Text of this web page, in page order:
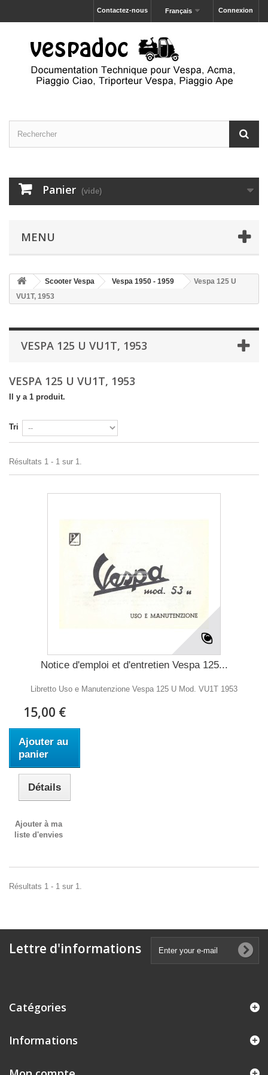
Connexion
Français
Contactez-nous
Panier (vide)
MENU
Scooter Vespa Vespa 1950 - 1959
Vespa 125 U
VU1T, 1953
VESPA 125 U VU1T, 1953
VESPA 125 U VU1T, 1953
Il y a 1 produit.
Tri
Résultats 1 - 1 sur 1.
Notice d'emploi et d'entretien Vespa 125...
Libretto Uso e Manutenzione Vespa 125 U Mod. VU1T 1953
15,00 €
Ajouter au
panier
Détails
Ajouter à ma
liste d'envies
Résultats 1 - 1 sur 1.
Lettre d'informations
Catégories
Informations